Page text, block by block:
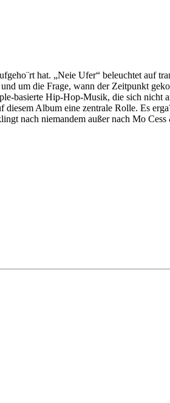
hat. „Neie Ufer“ beleuchtet auf
um die Frage, wann der Zeitpunkt
basierte Hip-Hop-Musik, die sich
Album eine zentrale Rolle. Es
nach niemandem außer nach Mo Cess